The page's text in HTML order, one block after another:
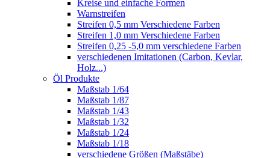
Kreise und einfache Formen
Warnstreifen
Streifen 0,5 mm Verschiedene Farben
Streifen 1,0 mm Verschiedene Farben
Streifen 0,25 -5,0 mm verschiedene Farben
verschiedenen Imitationen (Carbon, Kevlar,
Holz...)
Öl Produkte
Maßstab 1/64
Maßstab 1/87
Maßstab 1/43
Maßstab 1/32
Maßstab 1/24
Maßstab 1/18
verschiedene Größen (Maßstäbe)